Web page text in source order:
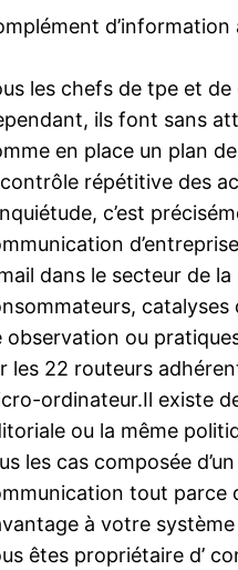
d’information
les chefs de tpe et
ils font sans
en place un plan
répétitive des
c’est
dans le secteur de
observation ou
les 22 routeurs
ordinateur.Il existe
ou la même
les cas composée
tout parce
à votre
êtes propriétaire d’